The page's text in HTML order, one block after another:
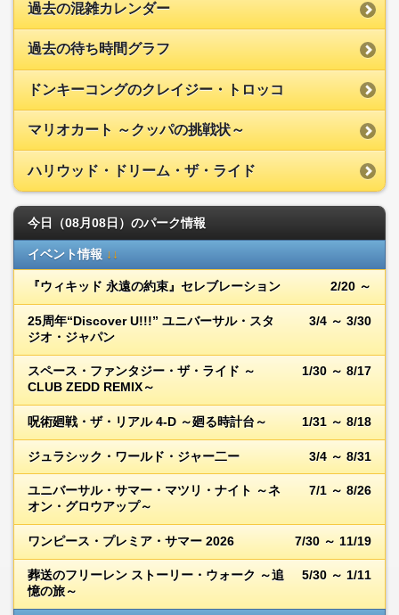
過去の混雑カレンダー
過去の待ち時間グラフ
ドンキーコングのクレイジー・トロッコ
マリオカート ～クッパの挑戦状～
ハリウッド・ドリーム・ザ・ライド
今日（08月08日）のパーク情報
イベント情報 ↓↓
『ウィキッド 永遠の約束』セレブレーション 2/20 ～
25周年“Discover U!!!” ユニバーサル・スタ
ジオ・ジャパン
3/4 ～ 3/30
スペース・ファンタジー・ザ・ライド ～
CLUB ZEDD REMIX～
1/30 ～ 8/17
呪術廻戦・ザ・リアル 4-D ～廻る時計台～ 1/31 ～ 8/18
ジュラシック・ワールド・ジャー二ー 3/4 ～ 8/31
ユニバーサル・サマー・マツリ・ナイト ～ネ
オン・グロウアップ～
7/1 ～ 8/26
ワンピース・プレミア・サマー 2026 7/30 ～ 11/19
葬送のフリーレン ストーリー・ウォーク ～追
憶の旅～
5/30 ～ 1/11